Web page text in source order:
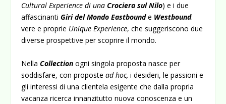
Cultural Experience di unaCrociera sul Nilo) e i due
affascinantiGiri del Mondo Eastbounde Westbound:
vere e proprie Unique Experience, che suggeriscono due
diverse prospettive per scoprire il mondo.
NellaCollection ogni singola proposta nasce per
soddisfare, con propostead hoc, i desideri, le passioni e
gli interessi di una clientela esigente che dalla propria
vacanza ricerca innanzitutto nuova conoscenza e un